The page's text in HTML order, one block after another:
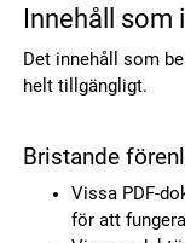
Innehåll som
Det innehåll som
helt tillgängligt.
Bristande
Vissa PDF-
för att